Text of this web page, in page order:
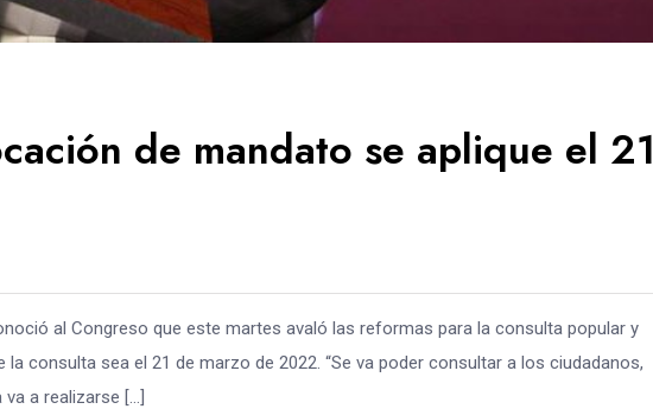
de mandato se aplique el 21
al Congreso que este martes avaló las reformas para la consulta popular y
consulta sea el 21 de marzo de 2022. “Se va poder consultar a los ciudadanos,
a realizarse […]